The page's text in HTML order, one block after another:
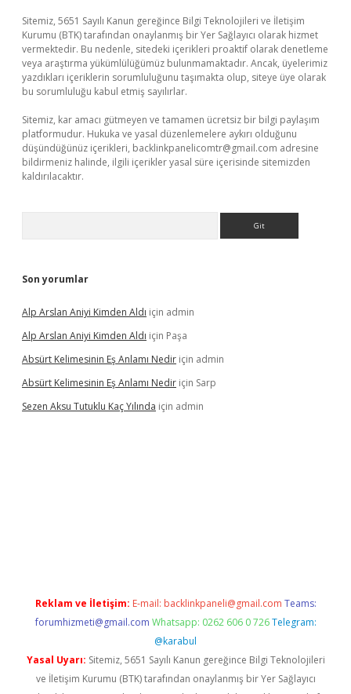
Sitemiz, 5651 Sayılı Kanun gereğince Bilgi Teknolojileri ve İletişim
Kurumu (BTK) tarafından onaylanmış bir Yer Sağlayıcı olarak hizmet
vermektedir. Bu nedenle, sitedeki içerikleri proaktif olarak denetleme
veya araştırma yükümlülüğümüz bulunmamaktadır. Ancak, üyelerimiz
yazdıkları içeriklerin sorumluluğunu taşımakta olup, siteye üye olarak
bu sorumluluğu kabul etmiş sayılırlar.
Sitemiz, kar amacı gütmeyen ve tamamen ücretsiz bir bilgi paylaşım
platformudur. Hukuka ve yasal düzenlemelere aykırı olduğunu
düşündüğünüz içerikleri, backlinkpanelicomtr@gmail.com adresine
bildirmeniz halinde, ilgili içerikler yasal süre içerisinde sitemizden
kaldırılacaktır.
Son yorumlar
Alp Arslan Aniyi Kimden Aldı için admin
Alp Arslan Aniyi Kimden Aldı için Paşa
Absürt Kelimesinin Eş Anlamı Nedir için admin
Absürt Kelimesinin Eş Anlamı Nedir için Sarp
Sezen Aksu Tutuklu Kaç Yılında için admin
Reklam ve İletişim: E-mail: backlinkpaneli@gmail.com Teams:
forumhizmeti@gmail.com Whatsapp: 0262 606 0 726 Telegram:
@karabul
Yasal Uyarı: Sitemiz, 5651 Sayılı Kanun gereğince Bilgi Teknolojileri
ve İletişim Kurumu (BTK) tarafından onaylanmış bir Yer Sağlayıcı